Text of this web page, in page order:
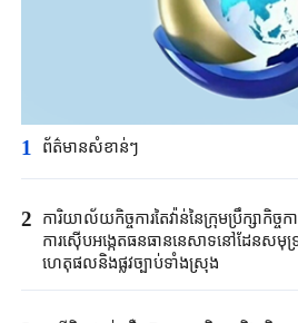
1 ព័ត៌មានសំខាន់ៗ
2
ការិយាល័យកិច្ចការតៃវ៉ាន់នៃក្រុមប្រឹក្សាកិច្ចក
ការស៊ើបអង្កេតធនធាននេសាទនៅដែនសមុ
ហេតុផលនិងផ្លូវច្បាប់ទាំងស្រុង